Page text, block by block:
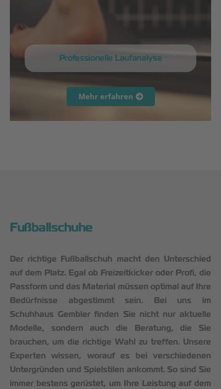
Professionelle Laufanalyse
Mehr erfahren
Fußballschuhe
Der richtige Fußballschuh macht den Unterschied
auf dem Platz. Egal ob Freizeitkicker oder Profi, die
Passform und das Material müssen optimal auf Ihre
Bedürfnisse abgestimmt sein. Bei uns im
Schuhhaus Gembler finden Sie nicht nur aktuelle
Modelle, sondern auch die Beratung, die Sie
brauchen, um die richtige Wahl zu treffen. Unsere
Experten wissen, worauf es bei verschiedenen
Untergründen und Spielstilen ankommt. So sind Sie
immer bestens gerüstet, um Ihre Leistung auf dem